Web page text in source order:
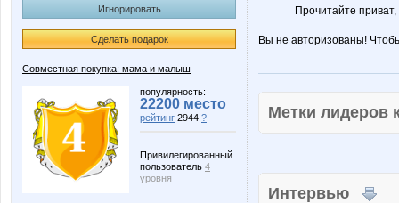
Игнорировать
Сделать подарок
Совместная покупка: мама и малыш
популярность:
22200 место
рейтинг 2944 ?
Привилегированный
пользователь 4
уровня
Прочитайте
Вы не авторизованы!
Метки
Интервью